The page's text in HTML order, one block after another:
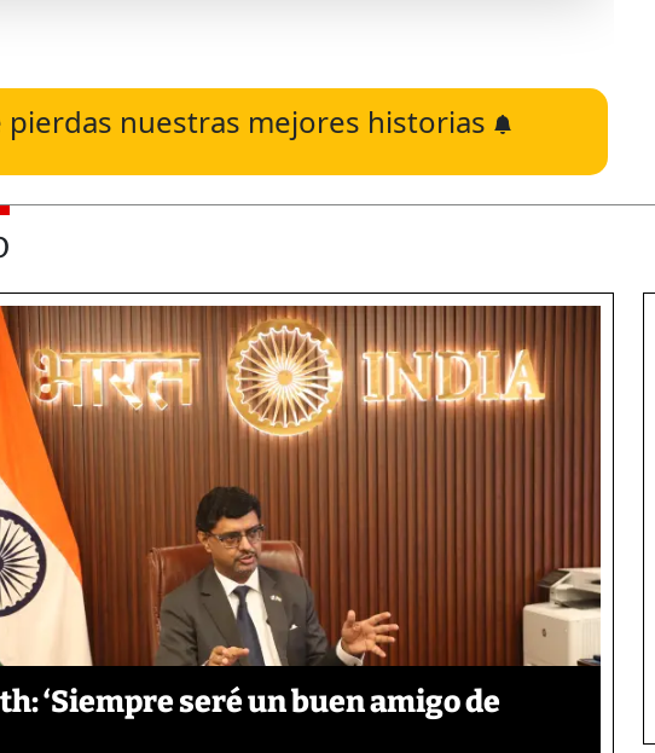
pierdas nuestras mejores historias
‘Siempre seré un buen amigo de